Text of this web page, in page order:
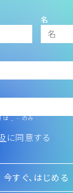
名
は _ - のみ
に同意する
今すぐ、はじめる